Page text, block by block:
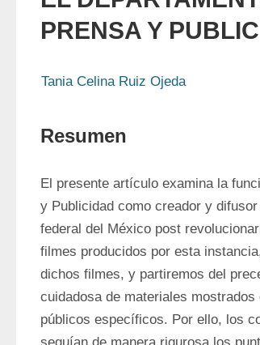
PRENSA Y
Tania Celina Ruiz Ojeda
Resumen
El presente artículo examina la
y Publicidad como creador y
federal del México post
filmes producidos por esta
dichos filmes, y partiremos del
cuidadosa de materiales
públicos específicos. Por ello, los